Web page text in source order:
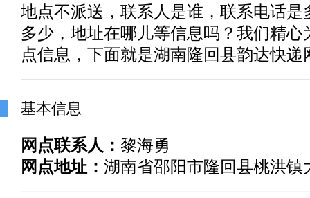
地点不派送，联系人是谁，联系电话是
多少，地址在哪儿等信息吗？我们精心
点信息，下面就是湖南隆回县韵达快
基本信息
网点联系人： 黎海勇
网点地址： 湖南省邵阳市隆回县桃洪镇